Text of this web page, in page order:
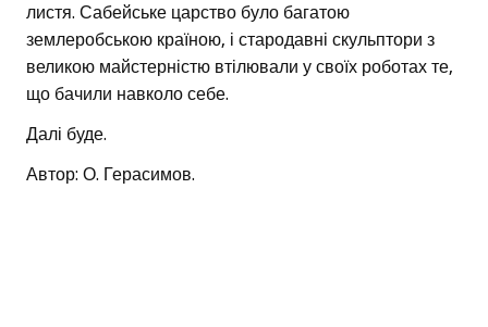
листя. Сабейське царство було багатою
землеробською країною, і стародавні скульптори з
великою майстерністю втілювали у своїх роботах те,
що бачили навколо себе.
Далі буде.
Автор: О. Герасимов.